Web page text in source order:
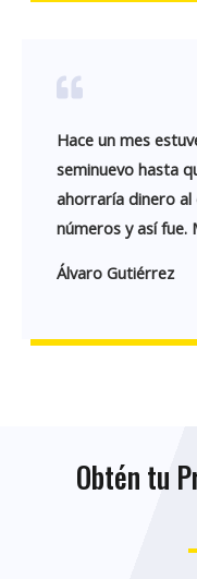
Hace un mes
seminuevo hasta
ahorraría dinero
números y así fue.
Álvaro Gutiérrez
Obtén tu